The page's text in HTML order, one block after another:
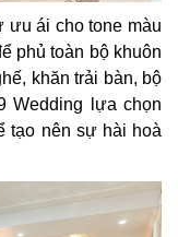
ưu ái cho tone màu
phủ toàn bộ khuôn
khăn trải bàn, bộ
Wedding lựa chọn
tạo nên sự hài hoà